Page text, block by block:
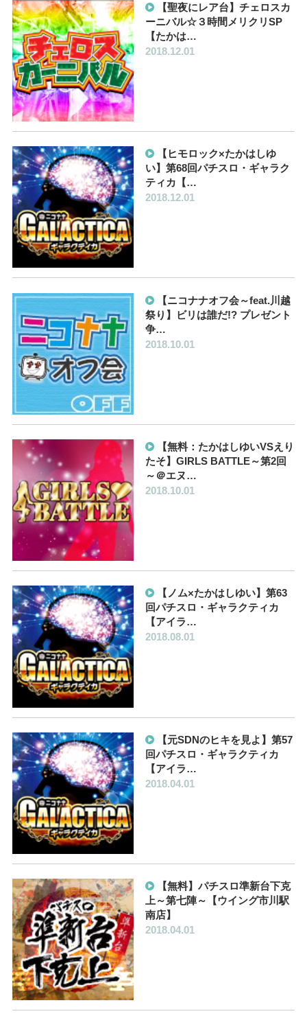
【聖夜にレア台】チェロスカ
ーニバル☆３時間メリクリSP
【たかは…
2018.12.01
【ヒモロック×たかはしゆ
い】第68回パチスロ・ギャラク
ティカ【…
2018.12.01
【ニコナナオフ会～feat.川越
祭り】ビリは誰だ!? プレゼント
争…
2018.10.01
【無料：たかはしゆいVSえり
たそ】GIRLS BATTLE～第2回
～＠エヌ…
2018.10.01
【ノム×たかはしゆい】第63
回パチスロ・ギャラクティカ
【アイラ…
2018.08.01
【元SDNのヒキを見よ】第57
回パチスロ・ギャラクティカ
【アイラ…
2018.04.01
【無料】パチスロ準新台下克
上～第七陣～【ウイング市川駅
南店】
2018.04.01